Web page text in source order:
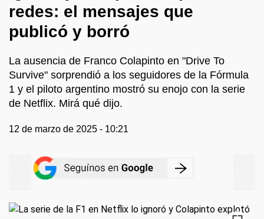
redes: el mensajes que
publicó y borró
La ausencia de Franco Colapinto en "Drive To
Survive" sorprendió a los seguidores de la Fórmula
1 y el piloto argentino mostró su enojo con la serie
de Netflix. Mirá qué dijo.
12 de marzo de 2025 - 10:21